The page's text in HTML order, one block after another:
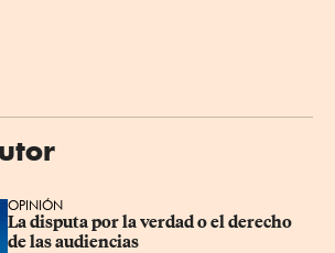
OPINIÓN
La disputa por la verdad o el derecho
de las audiencias